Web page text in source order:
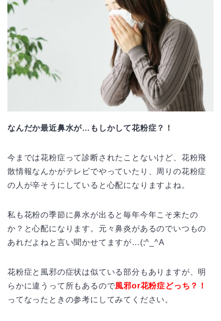
なんだか最近鼻水が…もしかして花粉症？！
今までは花粉症って診断されたことないけど、花粉飛
散情報なんかがテレビでやっていたり、周りの花粉症
の人が辛そうにしていると心配になりますよね。
私も花粉の季節に鼻水が出ると毎年今年こそ来たの
か？と心配になります。元々鼻炎があるのでいつもの
あれだよねと言い聞かせてますが…(;^_^A
花粉症と風邪の症状は似ている部分もありますが、明
らかに違うって所もあるので風邪or花粉症どっち？！
ってなったときの参考にしてみてください。